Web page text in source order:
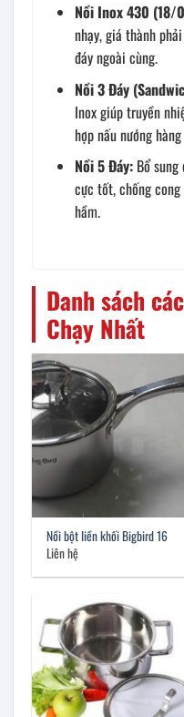
Nồi Inox 430 (18/
nhạy, giá thành
đáy ngoài cùng.
Nồi 3 Đáy
Inox giúp truyền
hợp nấu nướng
Nồi 5 Đáy: Bổ
cực tốt, chống
hầm.
Danh sách
Chạy Nhất
Nồi bột liền khối Bigbird 16
Liên hệ